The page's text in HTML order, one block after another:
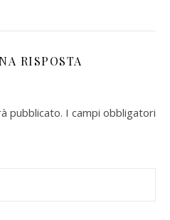
RISPOSTA
pubblicato. I campi obbligatori